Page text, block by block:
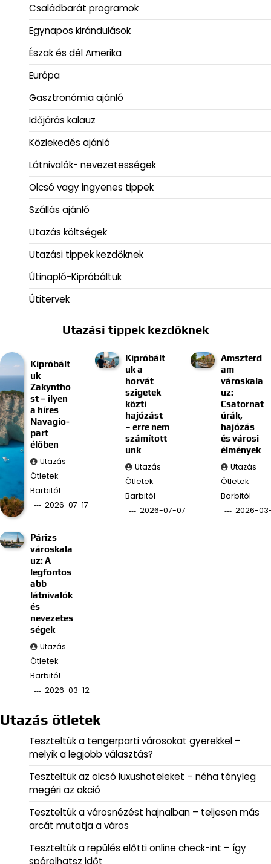
Családbarát programok
Egynapos kirándulások
Észak és dél Amerika
Európa
Gasztronómia ajánló
Időjárás kalauz
Közlekedés ajánló
Látnivalók- nevezetességek
Olcsó vagy ingyenes tippek
Szállás ajánló
Utazás költségek
Utazási tippek kezdőknek
Útinapló-Kipróbáltuk
Útitervek
Utazási tippek kezdőknek
Kipróbált
uk
Zakyntho
st – ilyen
a híres
Navagio-
part
élőben
Utazás
Ötletek
Barbitól
2026-07-17
Kipróbált
uk a
horvát
szigetek
közti
hajózást
– erre nem
számított
unk
Utazás
Ötletek
Barbitól
2026-07-07
Amszterd
am
városkala
uz:
Csatornat
úrák,
hajózás
és városi
élmények
Utazás
Ötletek
Barbitól
2026-
Párizs
városkala
uz: A
legfontos
abb
látnivalók
és
nevezetes
ségek
Utazás
Ötletek
Barbitól
2026-03-12
Utazás ötletek
Teszteltük a tengerparti városokat gyerekkel –
melyik a legjobb választás?
Teszteltük az olcsó luxushoteleket – néha tényleg
megéri az akció
Teszteltük a városnézést hajnalban – teljesen más
arcát mutatja a város
Teszteltük a repülés előtti online check-int – így
spórolhatsz időt